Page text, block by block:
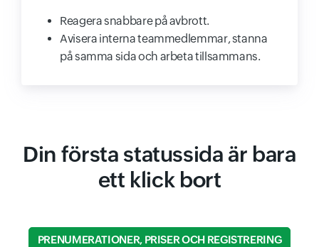
Reagera snabbare på avbrott.
Avisera interna teammedlemmar, stanna
på samma sida och arbeta tillsammans.
Din första statussida är bara
ett klick bort
PRENUMERATIONER, PRISER OCH REGISTRERING